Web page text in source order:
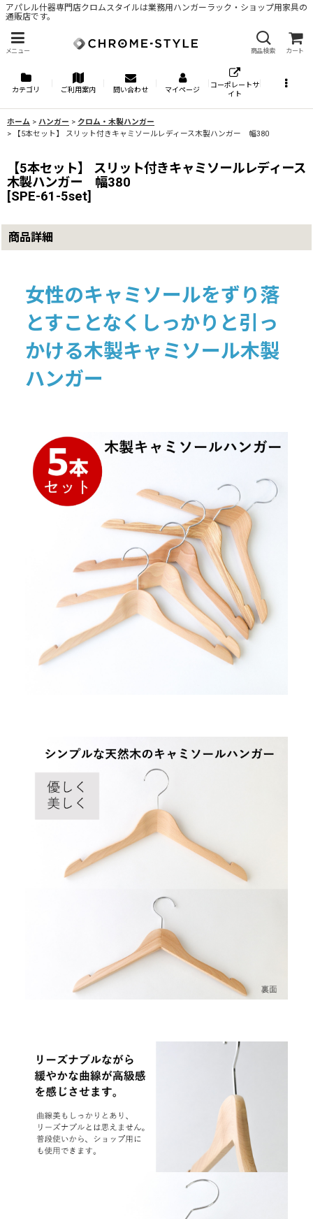
アパレル什器専門店クロムスタイルは業務用ハンガーラック・ショップ用家具の
通販店です。
メニュー 商品検索 カート
カテゴリ ご利用案内 問い合わせ マイページ
コーポレートサ
イト
ホーム > ハンガー > クロム・木製ハンガー
>
【5本セット】 スリット付きキャミソールレディース木製ハンガー 幅380
【5本セット】 スリット付きキャミソールレディース
木製ハンガー 幅380
[SPE-61-5set]
商品詳細
女性のキャミソールをずり落
とすことなくしっかりと引っ
かける木製キャミソール木製
ハンガー